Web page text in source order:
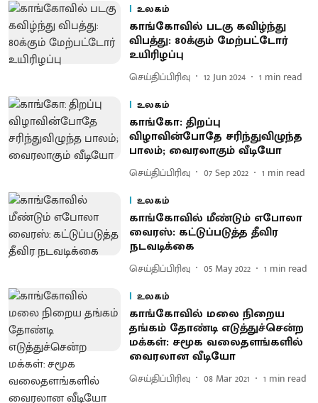
உலகம்
காங்கோவில் படகு கவிழ்ந்து
விபத்து: 80க்கும் மேற்பட்டோர்
உயிரிழப்பு
செய்திப்பிரிவு 12 Jun 2024 1 min read
உலகம்
காங்கோ: திறப்பு
விழாவின்போதே சரிந்துவிழுந்த
பாலம்; வைரலாகும் வீடியோ
செய்திப்பிரிவு 07 Sep 2022 1 min read
உலகம்
காங்கோவில் மீண்டும் எபோலா
வைரஸ்: கட்டுப்படுத்த தீவிர
நடவடிக்கை
செய்திப்பிரிவு 05 May 2022 1 min read
உலகம்
காங்கோவில் மலை நிறைய
தங்கம் தோண்டி எடுத்துச்சென்ற
மக்கள்: சமூக வலைதளங்களில்
வைரலான வீடியோ
செய்திப்பிரிவு 08 Mar 2021 1 min read